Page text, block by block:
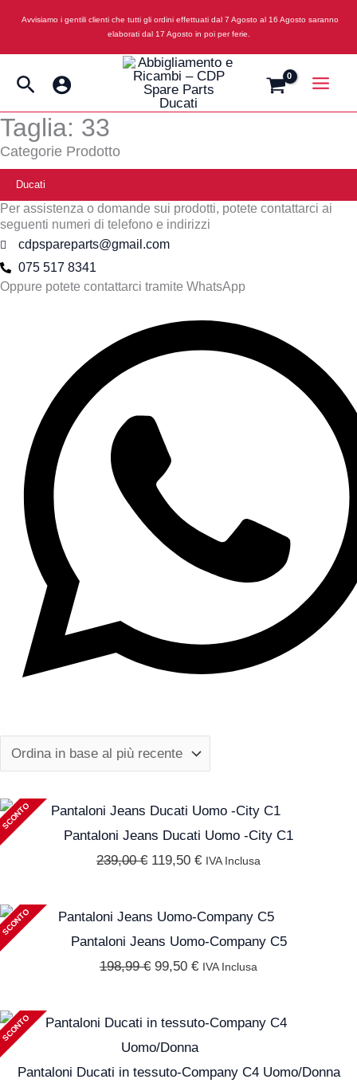
Avvisiamo i gentili clienti che tutti gli ordini effettuati dal 7 Agosto al 16 Agosto saranno
elaborati dal 17 Agosto in poi per ferie.
Cerca
Taglia: 33
Categorie Prodotto
Ducati
Per assistenza o domande sui prodotti, potete contattarci ai
seguenti numeri di telefono e indirizzi
cdpspareparts@gmail.com
075 517 8341
Oppure potete contattarci tramite WhatsApp
SCONTO
Pantaloni Jeans Ducati Uomo -City C1
239,00€
Il
prezzo
originale
239,00 €.
119,50 €
Il
prezzo
attuale
119,50 €.
IVA Inclusa
SCONTO
Pantaloni Jeans Uomo-Company C5
198,99€
Il
prezzo
originale
99,50 €
Il
prezzo
attuale
99,50 €.
IVA Inclusa
SCONTO
Pantaloni Ducati in tessuto-Company C4 Uomo/Donna
Il
prezzo
originale
Il
prezzo
attuale